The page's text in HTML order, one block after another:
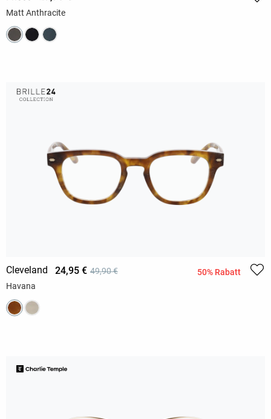
Matt Anthracite
Cleveland 24,95 € 49,90 €
50% Rabatt
Havana